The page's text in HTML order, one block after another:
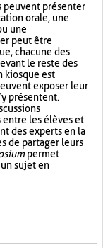
peuvent présenter
orale, une
une
peut être
chacune des
le reste des
kiosque est
exposer leur
présentent.
entre les élèves et
des experts en la
de partager leurs
permet
sujet en